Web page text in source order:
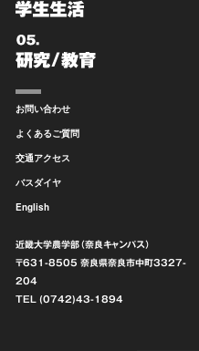
お問い合わせ
よくあるご質問
交通アクセス
バスダイヤ
English
近畿大学農学部（奈良キャンパス）
〒631-8505 奈良県奈良市中町3327-
204
TEL (0742)43-1894